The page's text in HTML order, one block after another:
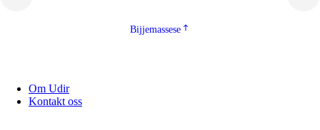
Bijjemassese
Om Udir
Kontakt oss